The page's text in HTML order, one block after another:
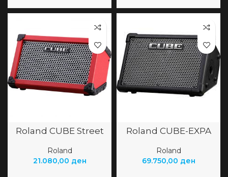
Roland CUBE Street
Roland
21.080,00 ден
Roland CUBE-EXPA
Roland
69.750,00 ден